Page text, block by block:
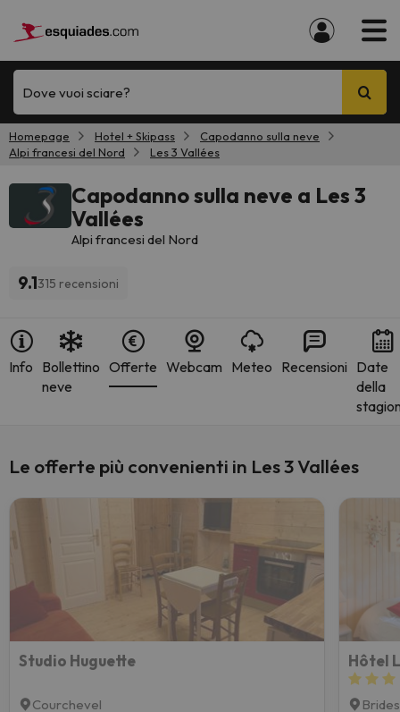
Dove vuoi sciare?
Homepage Hotel + Skipass
Capodanno sulla neve
Alpi francesi del Nord
Les 3 Vallées
Capodanno sulla neve a Les 3
Vallées
Alpi francesi del Nord
9.1315 recensioni
Info Bollettino
neve
Offerte Webcam Meteo Recensioni Date
della
Le offerte più convenienti in Les 3 Vallées
Studio Huguette
Courchevel
Hôtel